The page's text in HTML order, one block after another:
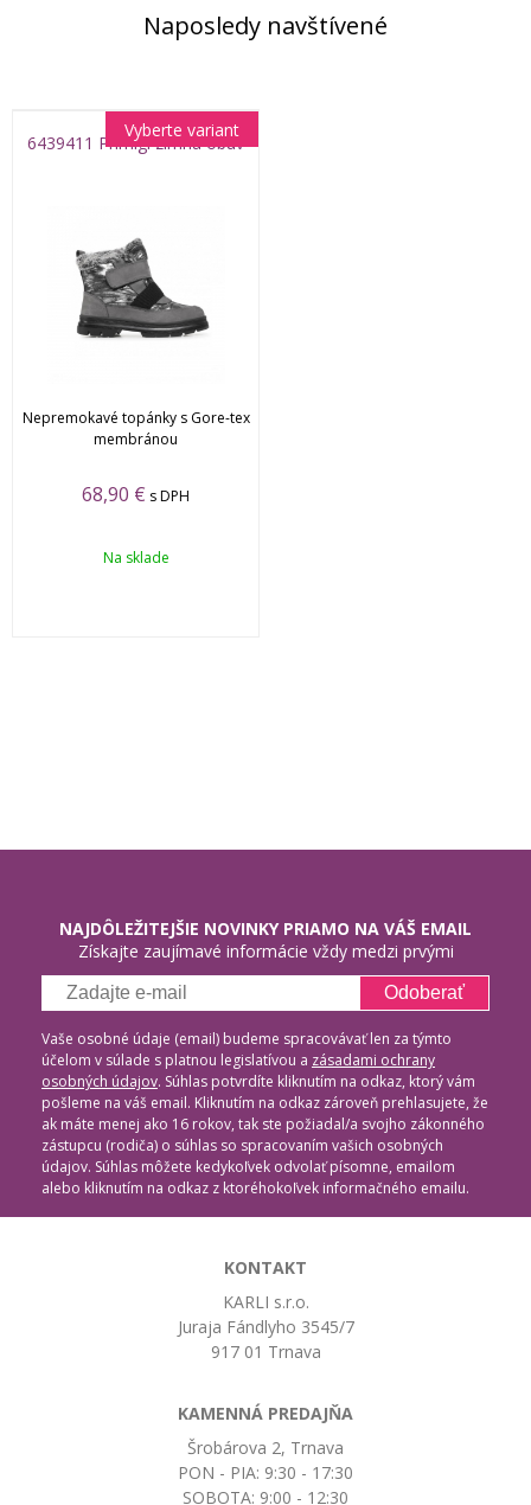
Naposledy navštívené
6439411 Primigi zimná obuv
Nepremokavé topánky s Gore-tex
membránou
68,90 € s DPH
Vyberte variant
Na sklade
NAJDÔLEŽITEJŠIE NOVINKY PRIAMO NA VÁŠ EMAIL
Získajte zaujímavé informácie vždy medzi prvými
Odoberať
Vaše osobné údaje (email) budeme spracovávať len za týmto
účelom v súlade s platnou legislatívou a zásadami ochrany
osobných údajov. Súhlas potvrdíte kliknutím na odkaz, ktorý vám
pošleme na váš email. Kliknutím na odkaz zároveň prehlasujete, že
ak máte menej ako 16 rokov, tak ste požiadal/a svojho zákonného
zástupcu (rodiča) o súhlas so spracovaním vašich osobných
údajov. Súhlas môžete kedykoľvek odvolať písomne, emailom
alebo kliknutím na odkaz z ktoréhokoľvek informačného emailu.
KONTAKT
KARLI s.r.o.
Juraja Fándlyho 3545/7
917 01 Trnava
KAMENNÁ PREDAJŇA
Šrobárova 2, Trnava
PON - PIA: 9:30 - 17:30
SOBOTA: 9:00 - 12:30